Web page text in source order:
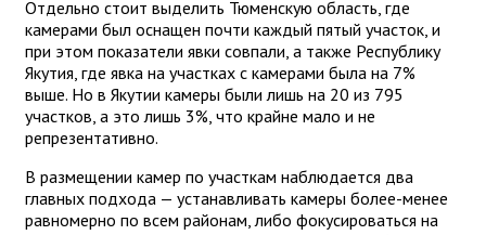
Отдельно стоит выделить Тюменскую область, где
камерами был оснащен почти каждый пятый участок, и
при этом показатели явки совпали, а также Республику
Якутия, где явка на участках с камерами была на 7%
выше. Но в Якутии камеры были лишь на 20 из 795
участков, а это лишь 3%, что крайне мало и не
репрезентативно.
В размещении камер по участкам наблюдается два
главных подхода — устанавливать камеры более-менее
равномерно по всем районам, либо фокусироваться на